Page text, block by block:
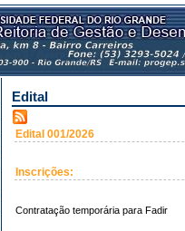
Edital
Edital 001/2026
Inscrições:
Contratação temporária para Fadir